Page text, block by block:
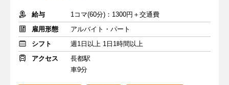
給与
1コマ(60分)：1300円＋交通費
雇用形態
アルバイト・パート
シフト
週1日以上 1日1時間以上
アクセス
長都駅
車9分